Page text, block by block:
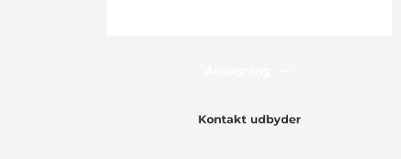
Kontakt udbyder